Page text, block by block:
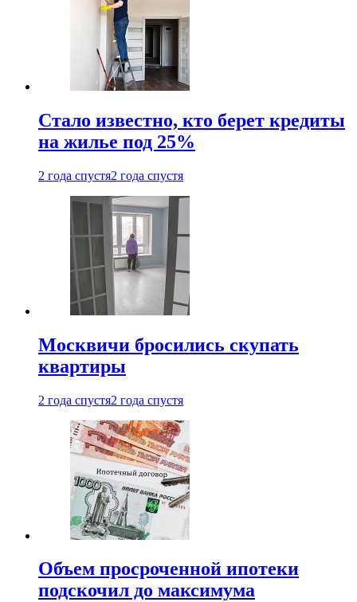
Стало известно, кто берет кредиты
на жилье под 25%
2 года спустя2 года спустя
Москвичи бросились скупать
квартиры
2 года спустя2 года спустя
Объем просроченной ипотеки
подскочил до максимума